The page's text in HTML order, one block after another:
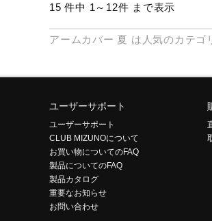
15 件中 1～12件 まで表示
アームカバー 夏 は人気のカテゴ
ユーザーサポート
ユーザーサポート
CLUB MIZUNOについて
お買い物についてのFAQ
製品についてのFAQ
製品カタログ
重要なお知らせ
お問い合わせ